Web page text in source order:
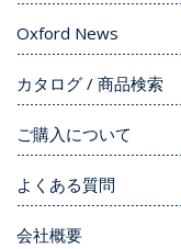
Oxford News
カタログ / 商品検索
ご購入について
よくある質問
会社概要